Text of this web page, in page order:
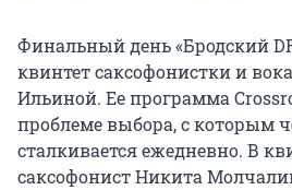
Финальный день «Бродский
квинтет саксофонистки и
Ильиной. Ее программа
проблеме выбора, с которым
сталкивается ежедневно. В
саксофонист Никита